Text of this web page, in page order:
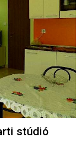
stúdió